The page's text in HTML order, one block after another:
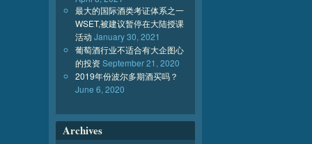
最大的国际酒类考证体系之一
WSET,被建议暂停在大陆授课
活动 January 30, 2021
葡萄酒行业不适合有大企图心
的投资September 21, 2020
2019年份波尔多期酒买吗？
June 6, 2020
Archives